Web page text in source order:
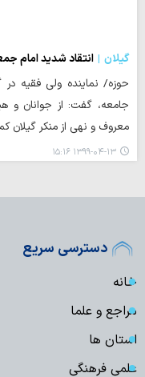
گیلان
انتقاد شدید امام
حوزه/ نماینده ولی فقیه در
جامعه، گفت: از جوانان و
معروف و نهی از منکر گیلان
۱۳۹۹-۰۴-۱۳ ۱۵:۱۶
دسترسی سریع
خانه
مراجع و علما
استان ها
علمی فرهنگی